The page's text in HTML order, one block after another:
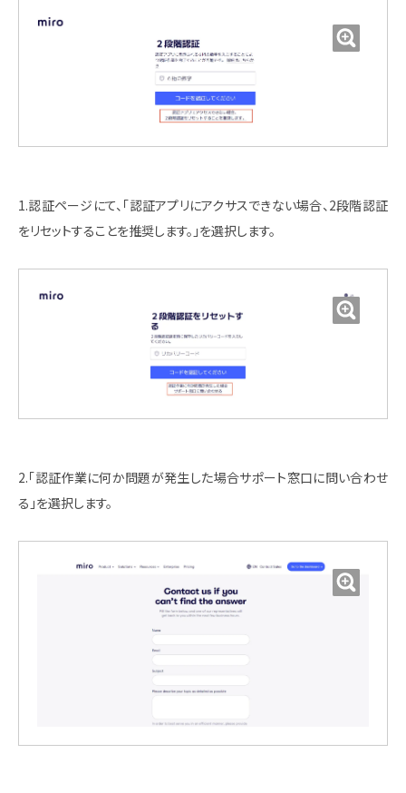
1.認証ページにて、「認証アプリにアクサスできない場合、2段階認証
をリセットすることを推奨します。」を選択します。
2.「認証作業に何か問題が発生した場合サポート窓口に問い合わせ
る」を選択します。